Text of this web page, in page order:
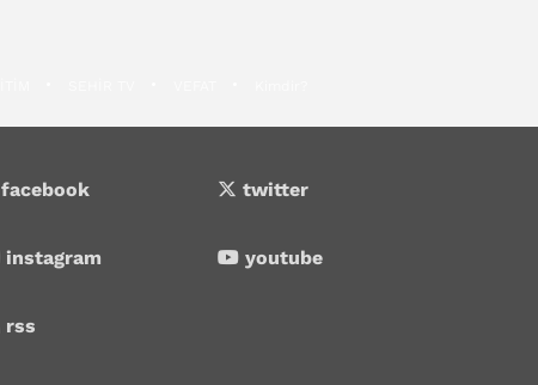
facebook twitter
instagram youtube
rss